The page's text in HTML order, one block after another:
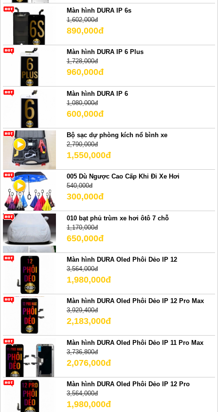
Màn hình DURA IP 6s
1,602,000đ
890,000đ
Màn hình DURA IP 6 Plus
1,728,000đ
960,000đ
Màn hình DURA IP 6
1,080,000đ
600,000đ
Bộ sạc dự phòng kích nổ bình xe
2,790,000đ
1,550,000đ
005 Dù Ngược Cao Cấp Khi Đi Xe Hơi
540,000đ
300,000đ
010 bạt phủ trùm xe hơi ôtô 7 chỗ
1,170,000đ
650,000đ
Màn hình DURA Oled Phôi Dẻo IP 12
3,564,000đ
1,980,000đ
Màn hình DURA Oled Phôi Dẻo IP 12 Pro Max
3,929,400đ
2,183,000đ
Màn hình DURA Oled Phôi Dẻo IP 11 Pro Max
3,736,800đ
2,076,000đ
Màn hình DURA Oled Phôi Dẻo IP 12 Pro
3,564,000đ
1,980,000đ